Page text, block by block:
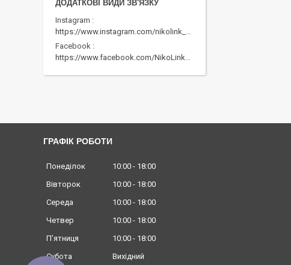
Instagram
https://www.instagram.com/nikolink_pc/
Facebook
https://www.facebook.com/NikoLinkPC/
ГРАФІК РОБОТИ
Понеділок 10:00
18:00
Вівторок
10:00
18:00
Середа
10:00
18:00
Четвер
10:00
18:00
Пʼятниця
10:00
18:00
Субота
Вихідний